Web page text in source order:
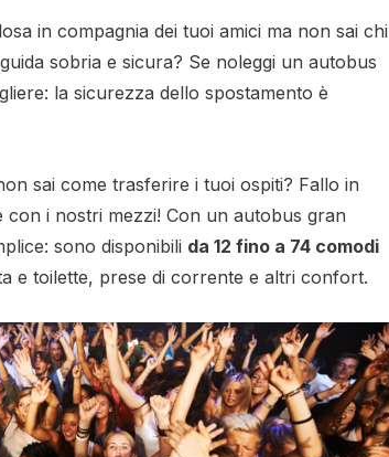
in compagnia dei tuoi amici ma non sai chi
sobria e sicura? Se noleggi un autobus
la sicurezza dello spostamento è
sai come trasferire i tuoi ospiti? Fallo in
i nostri mezzi! Con un autobus gran
sono disponibili da 12 fino a 74 comodi
e toilette, prese di corrente e altri confort.